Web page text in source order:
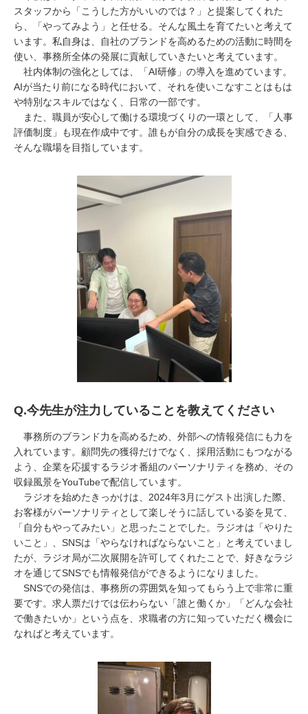
スタッフから「こうした方がいいのでは？」と提案してくれた
ら、「やってみよう」と任せる。そんな風土を育てたいと考えて
います。私自身は、自社のブランドを高めるための活動に時間を
使い、事務所全体の発展に貢献していきたいと考えています。
社内体制の強化としては、「AI研修」の導入を進めています。
AIが当たり前になる時代において、それを使いこなすことはもは
や特別なスキルではなく、日常の一部です。
また、職員が安心して働ける環境づくりの一環として、「人事
評価制度」も現在作成中です。誰もが自分の成長を実感できる、
そんな職場を目指しています。
Q.今先生が注力していることを教えてください
事務所のブランド力を高めるため、外部への情報発信にも力を
入れています。顧問先の獲得だけでなく、採用活動にもつながる
よう、企業を応援するラジオ番組のパーソナリティを務め、その
収録風景をYouTubeで配信しています。
ラジオを始めたきっかけは、 2024年3 月にゲスト出演した際、
お客様がパーソナリティとして楽しそうに話している姿を見て、
「自分もやってみたい」と思ったことでした。ラジオは「やりた
いこと」、 SNSは「やらなければならないこと」と考えていまし
たが、ラジオ局が二次展開を許可してくれたことで、好きなラジ
オを通じてSNSでも情報発信ができるようになりました。
SNSでの発信は、事務所の雰囲気を知ってもらう上で非常に重
要です。求人票だけでは伝わらない「誰と働くか」「どんな会社
で働きたいか」という点を、求職者の方に知っていただく機会に
なればと考えています。